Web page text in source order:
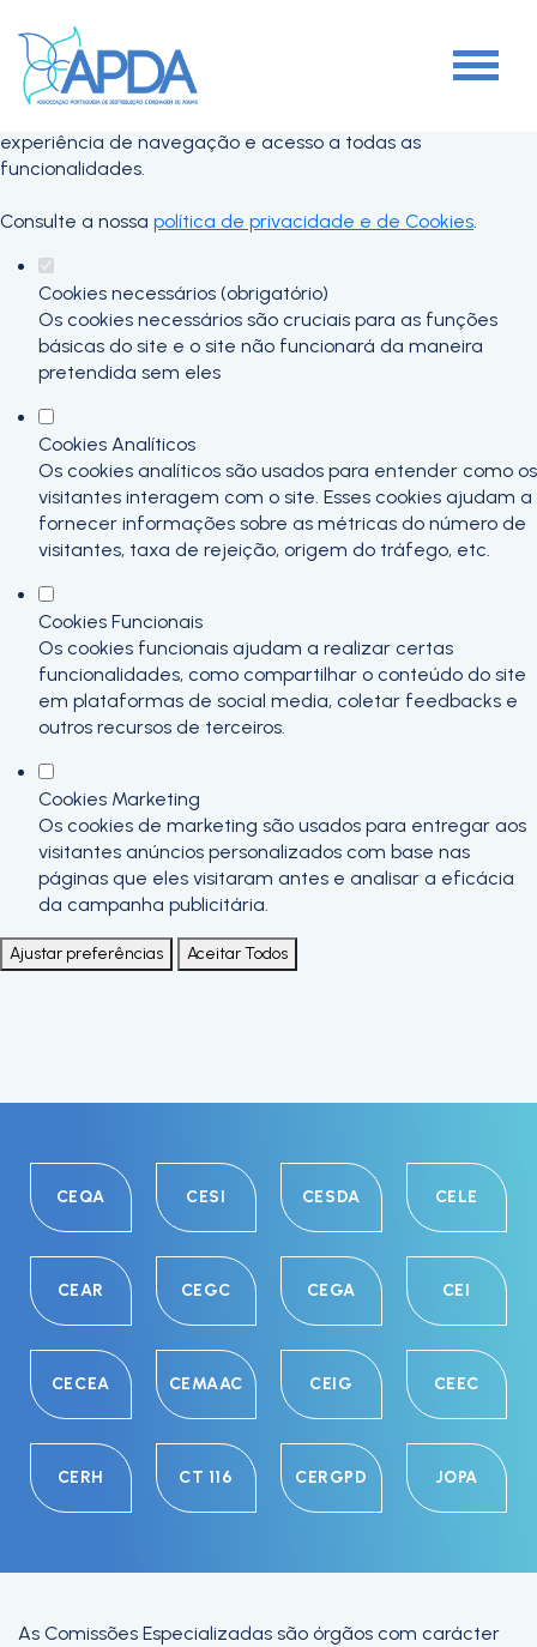
para este website.
Este website utiliza cookies estritamente necessários,
experiência de navegação e acesso a todas as
funcionalidades.
Consulte a nossa política de privacidade e de Cookies.
Cookies necessários (obrigatório)
Os cookies necessários são cruciais para as funções
básicas do site e o site não funcionará da maneira
pretendida sem eles
Cookies Analíticos
Os cookies analíticos são usados para entender como os
visitantes interagem com o site. Esses cookies ajudam a
fornecer informações sobre as métricas do número de
visitantes, taxa de rejeição, origem do tráfego, etc.
Cookies Funcionais
Os cookies funcionais ajudam a realizar certas
funcionalidades, como compartilhar o conteúdo do site
em plataformas de social media, coletar feedbacks e
outros recursos de terceiros.
Cookies Marketing
Os cookies de marketing são usados para entregar aos
visitantes anúncios personalizados com base nas
páginas que eles visitaram antes e analisar a eficácia
da campanha publicitária.
Ajustar preferências Aceitar Todos
CEQA CESI CESDA CELE
CEAR CEGC CEGA CEI
CECEA CEMAAC CEIG CEEC
CERH CT 116 CERGPD JOPA
As Comissões Especializadas são órgãos com carácter